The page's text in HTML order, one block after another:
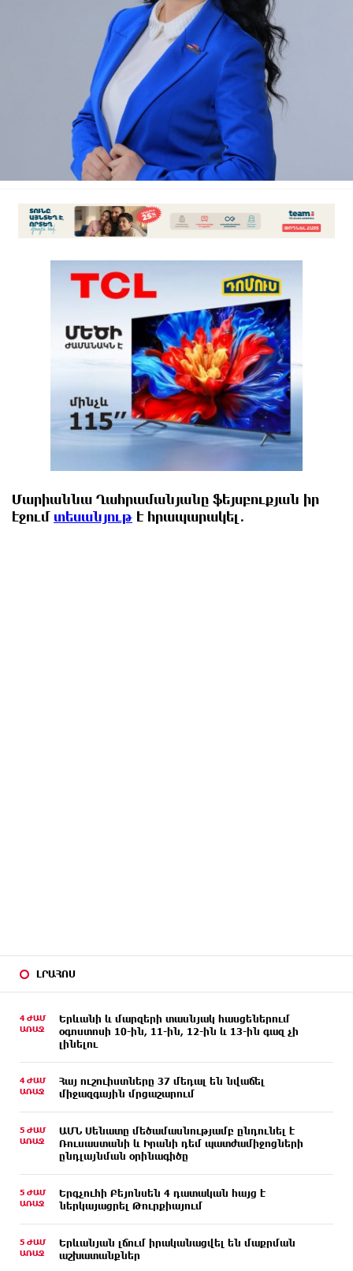
ԼՐԱՀՈՍ
4 ԺԱՄ
ԱՌԱՋ
Երևանի և մարզերի տասնյակ հասցեներում
օգոստոսի 10-ին, 11-ին, 12-ին և 13-ին գազ չի
լինելու
4 ԺԱՄ
ԱՌԱՋ
Հայ ուշուիստները 37 մեդալ են նվաճել
միջազգային մրցաշարում
5 ԺԱՄ
ԱՌԱՋ
ԱՄՆ Սենատը մեծամասնությամբ ընդունել է
Ռուսաստանի և Իրանի դեմ պատժամիջոցների
ընդլայնման օրինագիծը
5 ԺԱՄ
ԱՌԱՋ
Երգչուհի Բեյոնսեն ​​4 դատական հայց է
ներկայացրել Թուրքիայում
5 ԺԱՄ
ԱՌԱՋ
Երևանյան լճում իրականացվել են մաքրման
աշխատանքներ
Մարիաննա Ղահրամանյանը ֆեյսբուքյան իր
էջում տեսանյութ է հրապարակել․